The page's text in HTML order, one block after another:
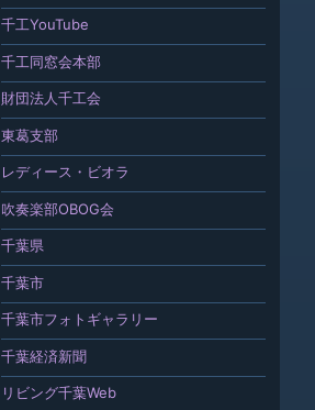
千工YouTube
千工同窓会本部
財団法人千工会
東葛支部
レディース・ビオラ
吹奏楽部OBOG会
千葉県
千葉市
千葉市フォトギャラリー
千葉経済新聞
リビング千葉Web